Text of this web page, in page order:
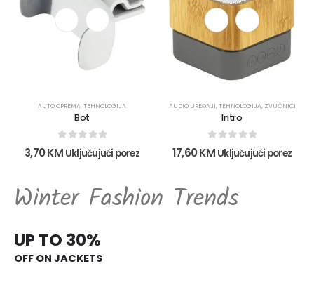
AUTO OPREMA, TEHNOLOGIJA
Bot
0out of 5
3,70KM Uključujući porez
AUDIO UREĐAJI, TEHNOLOGIJA, ZVUČNICI
Intro
0 out of 5
17,60KM Uključujući porez
Winter Fashion Trends
UP TO 30%
OFF ON JACKETS